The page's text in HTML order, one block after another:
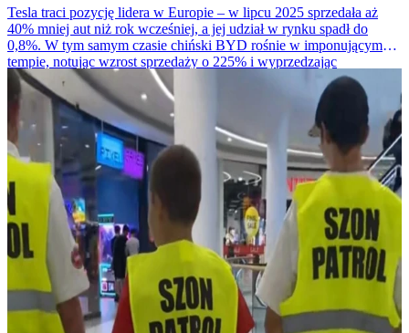
Tesla traci pozycję lidera w Europie – w lipcu 2025 sprzedała aż
40% mniej aut niż rok wcześniej, a jej udział w rynku spadł do
0,8%. W tym samym czasie chiński BYD rośnie w imponującym
tempie, notując wzrost sprzedaży o 225% i wyprzedzając
amerykańskiego giganta.